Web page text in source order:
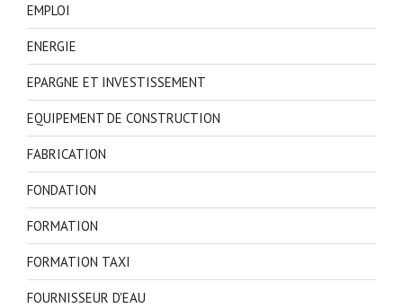
EMPLOI
ENERGIE
EPARGNE ET INVESTISSEMENT
EQUIPEMENT DE CONSTRUCTION
FABRICATION
FONDATION
FORMATION
FORMATION TAXI
FOURNISSEUR D'EAU